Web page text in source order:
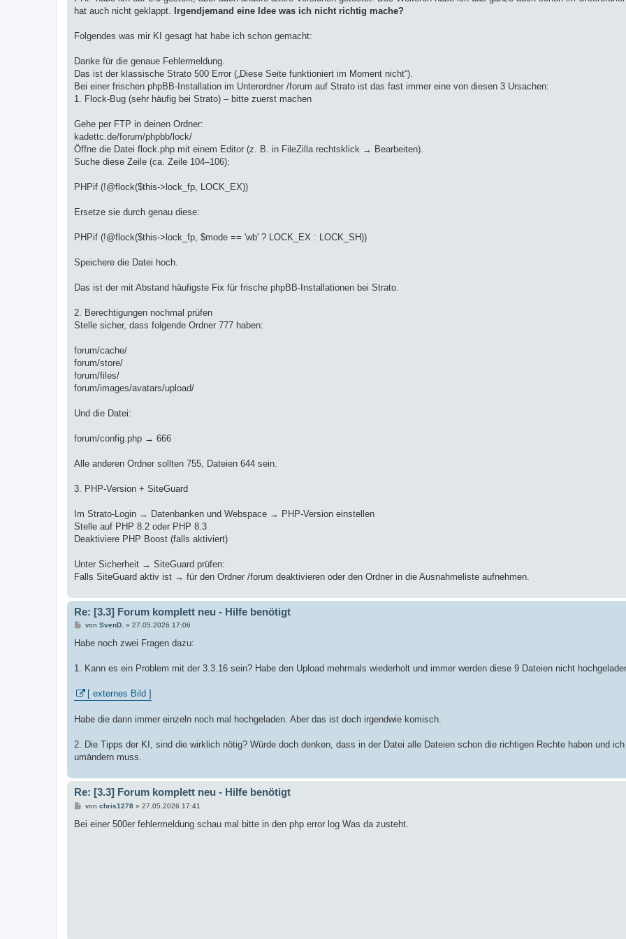
hat auch nicht geklappt. Irgendjemand eine Idee was ich nicht richtig mache?
Folgendes was mir KI gesagt hat habe ich schon gemacht:
Danke für die genaue Fehlermeldung.
Das ist der klassische Strato 500 Error („Diese Seite funktioniert im Moment nicht“).
Bei einer frischen phpBB-Installation im Unterordner /forum auf Strato ist das fast immer eine von diesen 3 Ursachen:
1. Flock-Bug (sehr häufig bei Strato) – bitte zuerst machen
Gehe per FTP in deinen Ordner:
kadettc.de/forum/phpbb/lock/
Öffne die Datei flock.php mit einem Editor (z. B. in FileZilla rechtsklick → Bearbeiten).
Suche diese Zeile (ca. Zeile 104–106):
PHPif (!@flock($this->lock_fp, LOCK_EX))
Ersetze sie durch genau diese:
PHPif (!@flock($this->lock_fp, $mode == 'wb' ? LOCK_EX : LOCK_SH))
Speichere die Datei hoch.
Das ist der mit Abstand häufigste Fix für frische phpBB-Installationen bei Strato.
2. Berechtigungen nochmal prüfen
Stelle sicher, dass folgende Ordner 777 haben:
forum/cache/
forum/store/
forum/files/
forum/images/avatars/upload/
Und die Datei:
forum/config.php → 666
Alle anderen Ordner sollten 755, Dateien 644 sein.
3. PHP-Version + SiteGuard
Im Strato-Login → Datenbanken und Webspace → PHP-Version einstellen
Stelle auf PHP 8.2 oder PHP 8.3
Deaktiviere PHP Boost (falls aktiviert)
Unter Sicherheit → SiteGuard prüfen:
Falls SiteGuard aktiv ist → für den Ordner /forum deaktivieren oder den Ordner in die Ausnahmeliste aufnehmen.
Re: [3.3] Forum komplett neu - Hilfe benötigt
B
i
a
von SvenD. » 27.05.2026 17:06
Habe noch zwei Fragen dazu:
1. Kann es ein Problem mit der 3.3.16 sein? Habe den Upload mehrmals wiederholt und immer werden diese 9 Dateien nicht
[ externes Bild ]
Habe die dann immer einzeln noch mal hochgeladen. Aber das ist doch irgendwie komisch.
2. Die Tipps der KI, sind die wirklich nötig? Würde doch denken, dass in der Datei alle Dateien schon die richtigen Rechte haben und
umändern muss.
Re: [3.3] Forum komplett neu - Hilfe benötigt
B
i
von chris1278» 27.05.2026 17:41
Bei einer 500er fehlermeldung schau mal bitte in den php error log Was da zusteht.